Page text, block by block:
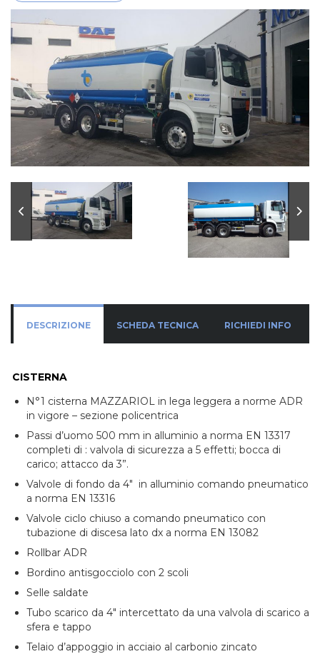
DESCRIZIONE SCHEDA TECNICA RICHIEDI INFO
CISTERNA
N°1 cisterna MAZZARIOL in lega leggera a norme ADR
in vigore – sezione policentrica
Passi d’uomo 500 mm in alluminio a norma EN 13317
completi di : valvola di sicurezza a 5 effetti; bocca di
carico; attacco da 3”.
Valvole di fondo da 4″ in alluminio comando pneumatico
a norma EN 13316
Valvole ciclo chiuso a comando pneumatico con
tubazione di discesa lato dx a norma EN 13082
Rollbar ADR
Bordino antisgocciolo con 2 scoli
Selle saldate
Tubo scarico da 4″ intercettato da una valvola di scarico a
sfera e tappo
Telaio d’appoggio in acciaio al carbonio zincato